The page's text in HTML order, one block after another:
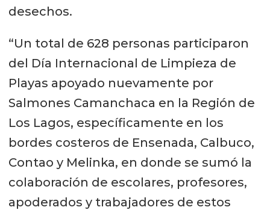
desechos.
“Un total de 628 personas participaron
del Día Internacional de Limpieza de
Playas apoyado nuevamente por
Salmones Camanchaca en la Región de
Los Lagos, específicamente en los
bordes costeros de Ensenada, Calbuco,
Contao y Melinka, en donde se sumó la
colaboración de escolares, profesores,
apoderados y trabajadores de estos